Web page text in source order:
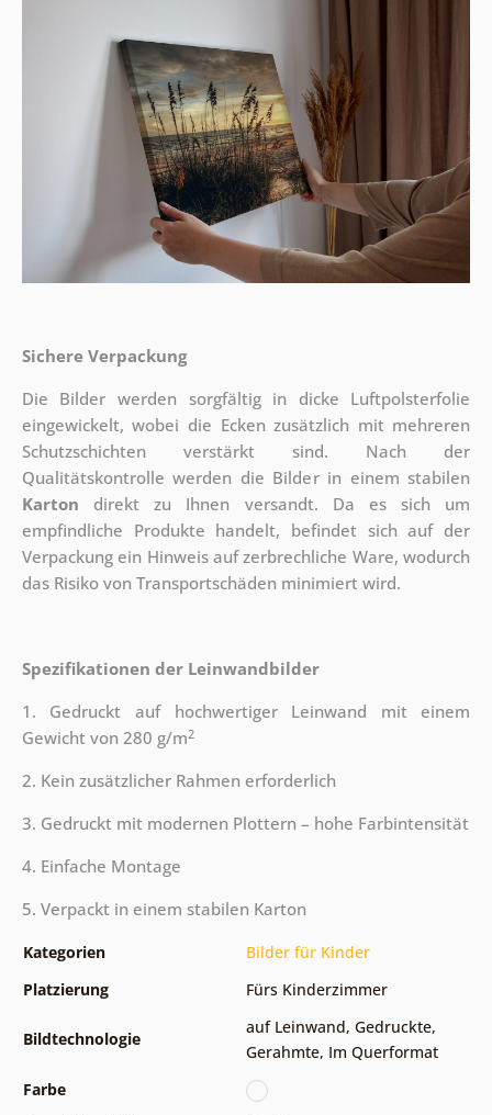
Sichere Verpackung
Die Bilder werden sorgfältig in dicke Luftpolsterfolie
eingewickelt, wobei die Ecken zusätzlich mit mehreren
Schutzschichten verstärkt sind. Nach der
Qualitätskontrolle werden die Bilder in einem stabilen
Karton direkt zu Ihnen versandt. Da es sich um
empfindliche Produkte handelt, befindet sich auf der
Verpackung ein Hinweis auf zerbrechliche Ware, wodurch
das Risiko von Transportschäden minimiert wird.
Spezifikationen der Leinwandbilder
1. Gedruckt auf hochwertiger Leinwand mit einem
Gewicht von 280 g/m2
2. Kein zusätzlicher Rahmen erforderlich
3. Gedruckt mit modernen Plottern – hohe Farbintensität
4. Einfache Montage
5. Verpackt in einem stabilen Karton
Kategorien
Bilder für Kinder
Platzierung
Fürs Kinderzimmer
Bildtechnologie
auf Leinwand, Gedruckte,
Gerahmte, Im Querformat
Farbe